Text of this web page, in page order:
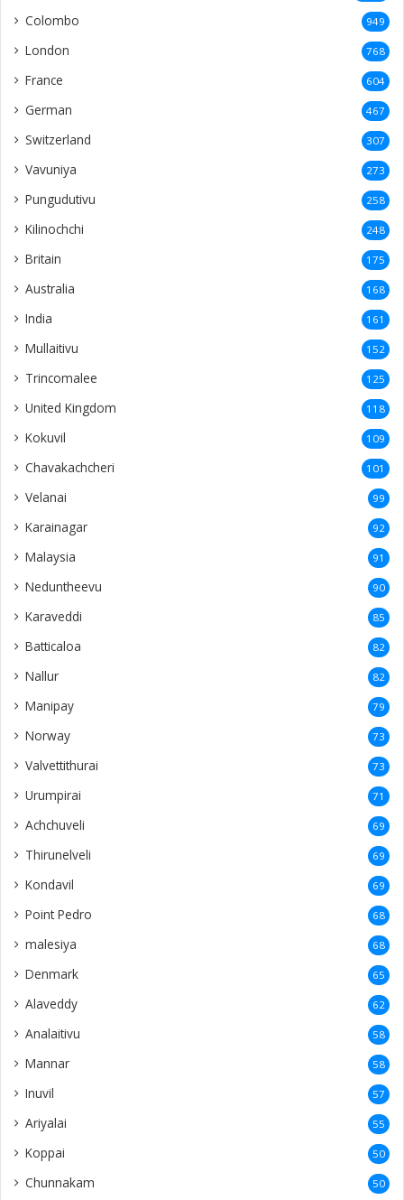
Colombo 949
London 768
France 604
German 467
Switzerland 307
Vavuniya 273
Pungudutivu 258
Kilinochchi 248
Britain 175
Australia 168
India 161
Mullaitivu 152
Trincomalee 125
United Kingdom 118
Kokuvil 109
Chavakachcheri 101
Velanai 99
Karainagar 92
Malaysia 91
Neduntheevu 90
Karaveddi 85
Batticaloa 82
Nallur 82
Manipay 79
Norway 73
Valvettithurai 73
Urumpirai 71
Achchuveli 69
Thirunelveli 69
Kondavil 69
Point Pedro 68
malesiya 68
Denmark 65
Alaveddy 62
Analaitivu 58
Mannar 58
Inuvil 57
Ariyalai 55
Koppai 50
Chunnakam 50